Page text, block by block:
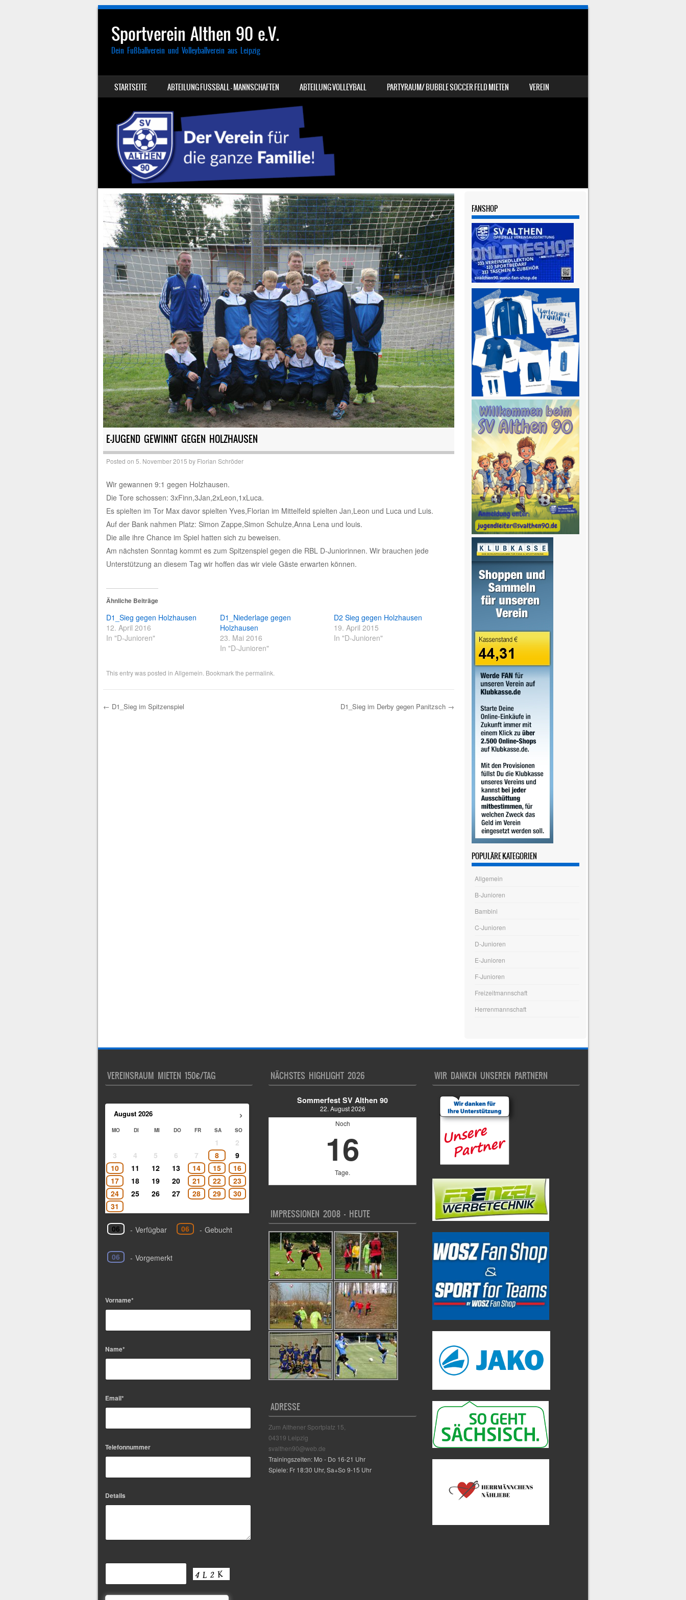
Sportverein Althen 90 e.V.
Dein Fußballverein und Volleyballverein aus Leipzig
MENU
SKIP TO CONTENT
STARTSEITE ABTEILUNG FUSSBALL – MANNSCHAFTEN ABTEILUNG VOLLEYBALL PARTYRAUM/ BUBBLE SOCCER FELD MIETEN VEREIN
E-JUGEND GEWINNT GEGEN HOLZHAUSEN
Posted on 5. November 2015 by Florian Schröder
Wir gewannen 9:1 gegen Holzhausen.
Die Tore schossen: 3xFinn,3Jan,2xLeon,1xLuca.
Es spielten im Tor Max davor spielten Yves,Florian im Mittelfeld spielten Jan,Leon und Luca und Luis.
Auf der Bank nahmen Platz: Simon Zappe,Simon Schulze,Anna Lena und louis.
Die alle ihre Chance im Spiel hatten sich zu beweisen.
Am nächsten Sonntag kommt es zum Spitzenspiel gegen die RBL D-Juniorinnen. Wir brauchen jede
Unterstützung an diesem Tag wir hoffen das wir viele Gäste erwarten können.
Ähnliche Beiträge
D1_Sieg gegen Holzhausen
12. April 2016
In "D-Junioren"
D1_Niederlage gegen
Holzhausen
23. Mai 2016
In "D-Junioren"
D2 Sieg gegen Holzhausen
19. April 2015
In "D-Junioren"
This entry was posted in Allgemein. Bookmark the permalink.
← D1_Sieg im Spitzenspiel D1_Sieg im Derby gegen Panitzsch →
FANSHOP
POPULÄRE KATEGORIEN
Allgemein
B-Junioren
Bambini
C-Junioren
D-Junioren
E-Junioren
F-Junioren
Freizeitmannschaft
Herrenmannschaft
VEREINSRAUM MIETEN 150€/TAG
›
August 2026
MO DI MI DO FR SA SO
1
2
3
4 5 6 7 8
9
10
11 12 13 14 15
16
17
18 19 20 21 22
23
24
25 26 27 28 29
30
31
06 - Verfügbar 06 - Gebucht
06 - Vorgemerkt
Vorname*
Name*
Email*
Telefonnummer
Details
NÄCHSTES HIGHLIGHT 2026
Sommerfest SV Althen 90
22. August 2026
Noch
16
Tage.
IMPRESSIONEN 2008 – HEUTE
ADRESSE
Zum Althener Sportplatz 15,
04319 Leipzig
svalthen90@web.de
Trainingszeiten: Mo - Do 16-21 Uhr
Spiele: Fr 18:30 Uhr, Sa+So 9-15 Uhr
WIR DANKEN UNSEREN PARTNERN